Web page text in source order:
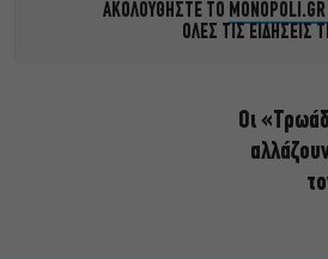
ΑΚΟΛΟΥΘΗΣΤΕ ΤΟ
ΟΛΕΣ ΤΙΣ ΕΙΔΗΣΕΙΣ
Οι